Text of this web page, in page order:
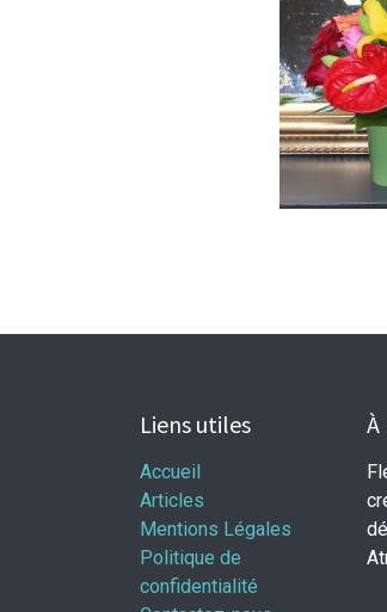
Liens utiles
Accueil
Articles
Mentions Légales
Politique de
confidentialité
À